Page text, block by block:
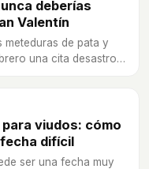
deberías
Valentín
meteduras de pata y
una cita desastrosa
para viudos: cómo
difícil
ser una fecha muy